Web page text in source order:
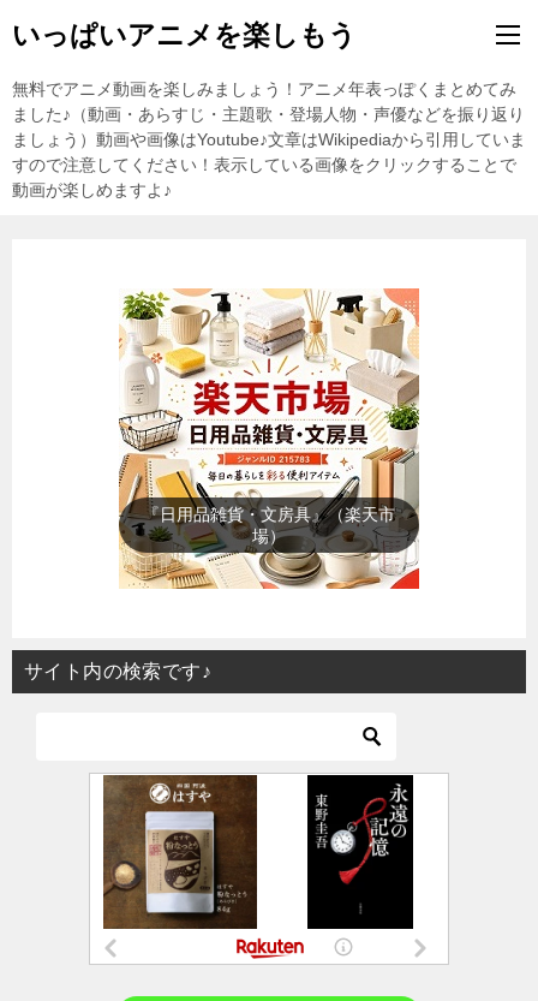
いっぱいアニメを楽しもう
無料でアニメ動画を楽しみましょう！アニメ年表っぽくまとめてみ
ました♪（動画・あらすじ・主題歌・登場人物・声優などを振り返り
ましょう）動画や画像はYoutube♪文章はWikipediaから引用していま
すので注意してください！表示している画像をクリックすることで
動画が楽しめますよ♪
『暑さ対策』（楽天市場）
サイト内の検索です♪